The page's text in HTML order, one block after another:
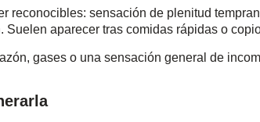
reconocibles: sensación de plenitud
Suelen aparecer tras comidas rápidas o
gases o una sensación general de